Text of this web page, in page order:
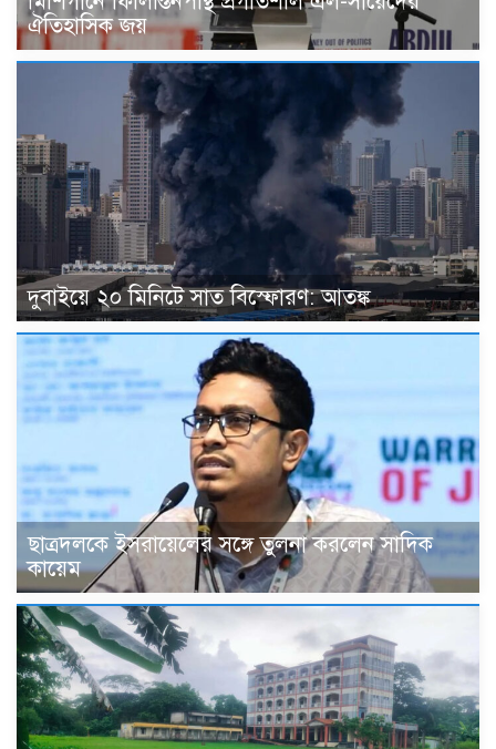
ঐতিহাসিক জয়
দুবাইয়ে ২০ মিনিটে সাত বিস্ফোরণ: আতঙ্ক
ছাত্রদলকে ইসরায়েলের সঙ্গে তুলনা করলেন সাদিক
কায়েম